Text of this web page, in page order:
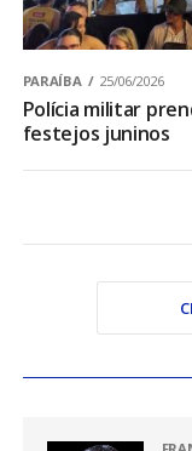
PARAÍBA 25/06/2026
Polícia militar
festejos juninos